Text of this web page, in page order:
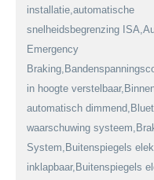
installatie,automatische
snelheidsbegrenzing
Emergency
in hoogte
automatisch
waarschuwing
System,Buitenspiegels
inklapbaar,Buitenspiegels